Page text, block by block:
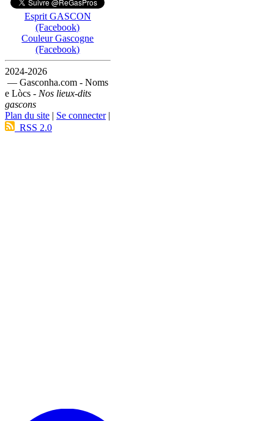
Esprit GASCON
(Facebook)
Couleur Gascogne
(Facebook)
2024-2026
— Gasconha.com - Noms
e Lòcs - Nos lieux-dits
gascons
Plan du site | Se connecter|
RSS 2.0